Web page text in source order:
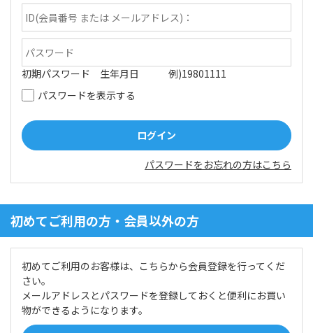
初期パスワード 生年月日 例)19801111
パスワードを表示する
パスワードをお忘れの方はこちら
初めてご利用の方・会員以外の方
初めてご利用のお客様は、こちらから会員登録を行ってくだ
さい。
メールアドレスとパスワードを登録しておくと便利にお買い
物ができるようになります。